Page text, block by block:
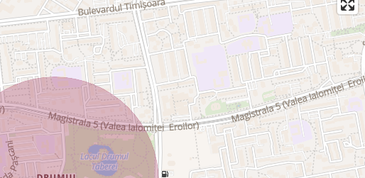
â€“ este de 81,44 m2.
gresie â€“numai în logie podeaua este de ciment.
plus bucătăria, baia şi WCul de serviciu sânt placate cu faianţă.
şi îmbunătăţit: